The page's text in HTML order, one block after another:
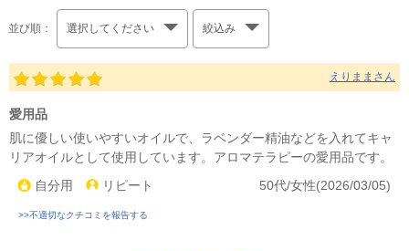
並び順： 選択してください 絞込み
えりままさん
愛用品
肌に優しい使いやすいオイルで、ラベンダー精油などを入れてキャ
リアオイルとして使用しています。アロマテラピーの愛用品です。
自分用
リピート 50代/女性(2026/03/05)
>>不適切なクチコミを報告する